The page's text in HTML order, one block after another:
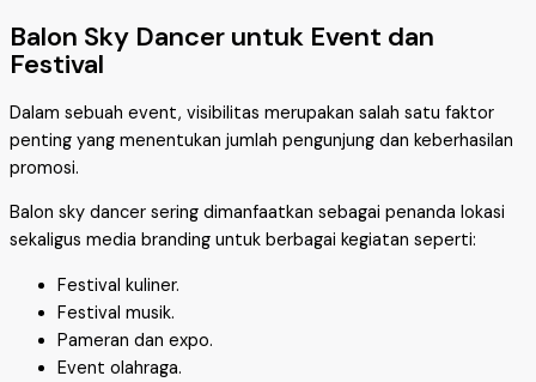
Balon Sky Dancer untuk Event dan
Festival
Dalam sebuah event, visibilitas merupakan salah satu faktor
penting yang menentukan jumlah pengunjung dan keberhasilan
promosi.
Balon sky dancer sering dimanfaatkan sebagai penanda lokasi
sekaligus media branding untuk berbagai kegiatan seperti:
Festival kuliner.
Festival musik.
Pameran dan expo.
Event olahraga.